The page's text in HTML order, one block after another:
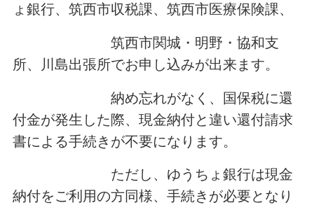
ょ銀行、筑西市収税課、筑西市医療保険課、
筑西市関城・明野・協和支
所、川島出張所でお申し込みが出来ます。
納め忘れがなく、国保税に還
付金が発生した際、現金納付と違い還付請求
書による手続きが不要になります。
ただし、ゆうちょ銀行は現金
納付をご利用の方同様、手続きが必要となり